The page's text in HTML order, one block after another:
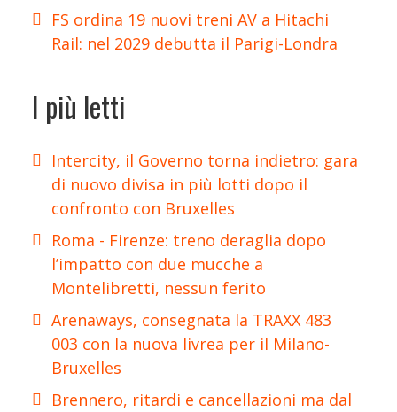
FS ordina 19 nuovi treni AV a Hitachi
Rail: nel 2029 debutta il Parigi-Londra
I più letti
Intercity, il Governo torna indietro: gara
di nuovo divisa in più lotti dopo il
confronto con Bruxelles
Roma - Firenze: treno deraglia dopo
l’impatto con due mucche a
Montelibretti, nessun ferito
Arenaways, consegnata la TRAXX 483
003 con la nuova livrea per il Milano-
Bruxelles
Brennero, ritardi e cancellazioni ma dal